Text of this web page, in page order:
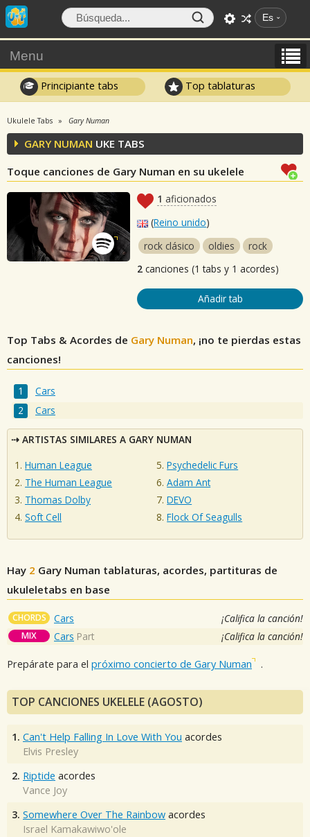
Es
Menu
Principiante tabs Top tablaturas
Ukulele Tabs Gary Numan
GARY NUMAN UKE TABS
Toque canciones de Gary Numan en su ukelele
1 aficionados
(Reino unido)
rock clásico
oldies
rock
2 canciones (1 tabs y 1 acordes)
Añadir tab
Top Tabs & Acordes de Gary Numan, ¡no te pierdas estas
canciones!
Cars
Cars
ARTISTAS SIMILARES A GARY NUMAN
Human League
The Human League
Thomas Dolby
Soft Cell
Psychedelic Furs
Adam Ant
DEVO
Flock Of Seagulls
Hay 2 Gary Numan tablaturas, acordes, partituras de
ukuleletabs en base
CHORDS Cars ¡Califica la canción!
MIX Cars Part ¡Califica la canción!
Prepárate para el próximo concierto de Gary Numan .
TOP CANCIONES UKELELE (AGOSTO)
1. Can't Help Falling In Love With You acordes
Elvis Presley
2. Riptide acordes
Vance Joy
3. Somewhere Over The Rainbow acordes
Israel Kamakawiwo'ole